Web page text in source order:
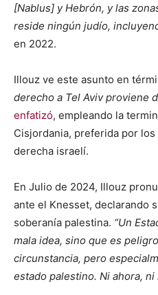
[Nablus] y Hebrón, y las
reside ningún judío,
en 2022.
Illouz ve este asunto en
derecho a Tel Aviv proviene
enfatizó, empleando la
Cisjordania, preferida por
derecha israelí.
En Julio de 2024, Illouz
ante el Knesset, declarando
soberanía palestina. “Un
mala idea, sino que es
circunstancia, pero
estado palestino. Ni ahora, ni